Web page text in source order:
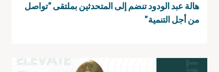
هالة عبد الودود تنضم إلى المتحدثين بملتقى “تواصل
من أجل التنمية”